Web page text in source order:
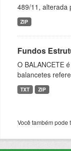
489/11, alterada
ZIP
Fundos
O BALANCETE
balancetes
TXT ZIP
Você também pode